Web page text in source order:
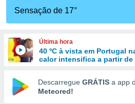
a este
das
e
forma
digital
Sensação de 17°
Última hora
40 ºC à vista em Portugal
calor intensifica a partir de
Descarregue GRÁTIS a app
Meteored!